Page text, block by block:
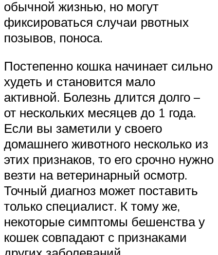
обычной жизнью, но могут
фиксироваться случаи рвотных
позывов, поноса.
Постепенно кошка начинает сильно
худеть и становится мало
активной. Болезнь длится долго –
от нескольких месяцев до 1 года.
Если вы заметили у своего
домашнего животного несколько из
этих признаков, то его срочно нужно
везти на ветеринарный осмотр.
Точный диагноз может поставить
только специалист. К тому же,
некоторые симптомы бешенства у
кошек совпадают с признаками